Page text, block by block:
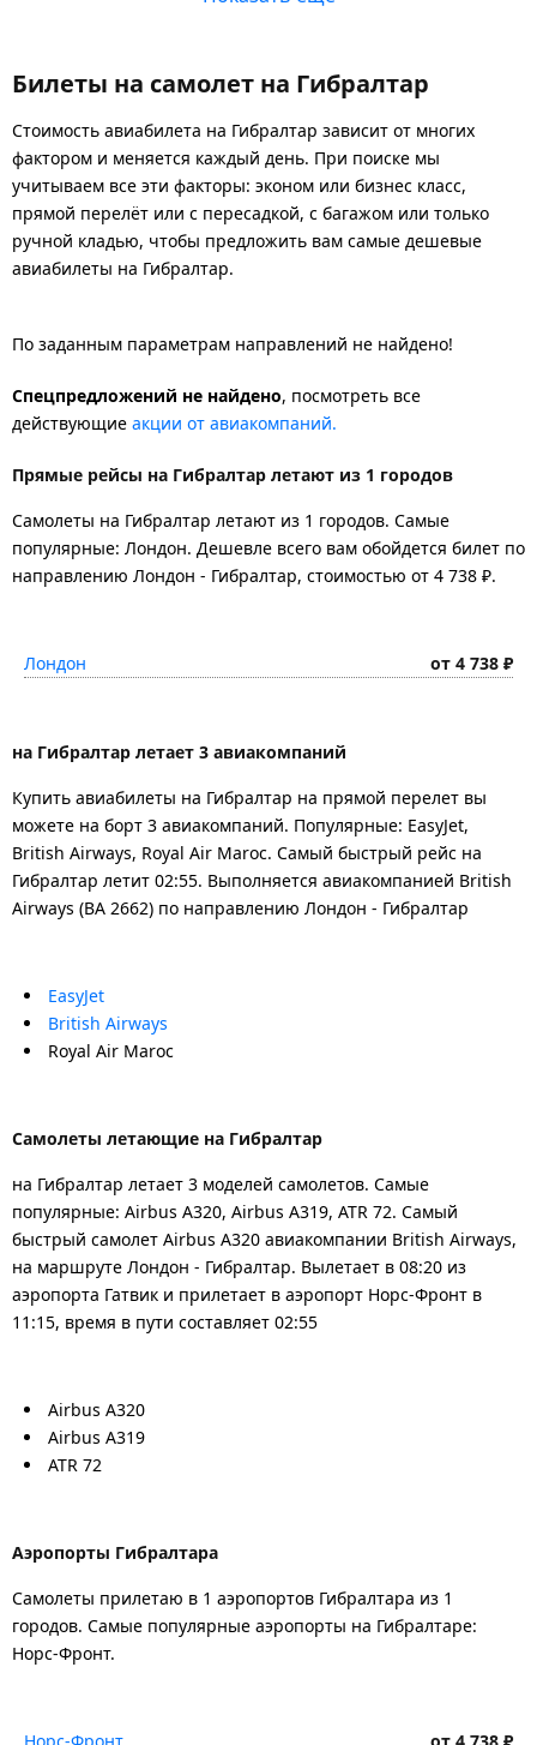
Билеты на самолет на Гибралтар
Стоимость авиабилета на Гибралтар зависит от многих
фактором и меняется каждый день. При поиске мы
учитываем все эти факторы: эконом или бизнес класс,
прямой перелёт или с пересадкой, с багажом или только
ручной кладью, чтобы предложить вам самые дешевые
авиабилеты на Гибралтар.
По заданным параметрам направлений не найдено!
Спецпредложений не найдено, посмотреть все
действующие акции от авиакомпаний.
Прямые рейсы на Гибралтар летают из 1 городов
Самолеты на Гибралтар летают из 1 городов. Самые
популярные: Лондон. Дешевле всего вам обойдется билет по
направлению Лондон - Гибралтар, стоимостью от 4 738 ₽.
Лондон от 4 738 ₽
на Гибралтар летает 3 авиакомпаний
Купить авиабилеты на Гибралтар на прямой перелет вы
можете на борт 3 авиакомпаний. Популярные: EasyJet,
British Airways, Royal Air Maroc. Самый быстрый рейс на
Гибралтар летит 02:55. Выполняется авиакомпанией British
Airways (BA 2662) по направлению Лондон - Гибралтар
EasyJet
British Airways
Royal Air Maroc
Самолеты летающие на Гибралтар
на Гибралтар летает 3 моделей самолетов. Самые
популярные: Airbus A320, Airbus A319, ATR 72. Самый
быстрый самолет Airbus A320 авиакомпании British Airways,
на маршруте Лондон - Гибралтар. Вылетает в 08:20 из
аэропорта Гатвик и прилетает в аэропорт Норс-Фронт в
11:15, время в пути составляет 02:55
Airbus A320
Airbus A319
ATR 72
Аэропорты Гибралтара
Самолеты прилетаю в 1 аэропортов Гибралтара из 1
городов. Самые популярные аэропорты на Гибралтаре:
Норс-Фронт.
Норс-Фронт от 4 738 ₽